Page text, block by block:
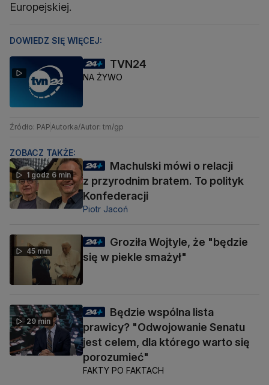
Europejskiej.
DOWIEDZ SIĘ WIĘCEJ:
TVN24
NA ŻYWO
Źródło: PAP Autorka/Autor: tm/gp
ZOBACZ TAKŻE:
1 godz 6 min
Machulski mówi o relacji
z przyrodnim bratem. To polityk
Konfederacji
Piotr Jacoń
45 min
Groziła Wojtyle, że "będzie
się w piekle smażył"
29 min
Będzie wspólna lista
prawicy? "Odwojowanie Senatu
jest celem, dla którego warto się
porozumieć"
FAKTY PO FAKTACH